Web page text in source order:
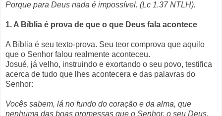
Porque para Deus nada é impossível. (Lc 1.37 NTLH).
1. A Bíblia é prova de que o que Deus fala acontece
A Bíblia é seu texto-prova. Seu teor comprova que aquilo
que o Senhor falou realmente aconteceu.
Josué, já velho, instruindo e exortando o seu povo, testifica
acerca de tudo que lhes acontecera e das palavras do
Senhor:
Vocês sabem, lá no fundo do coração e da alma, que
nenhuma das boas promessas que o Senhor, o seu Deus,